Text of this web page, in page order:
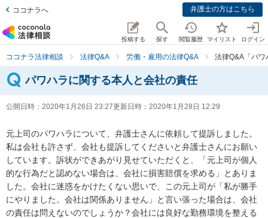
ココナラへ 弁護士の方はこちら
投稿する 探す 閲覧履歴 マイリスト ログイン
ココナラ法律相談 法律Q&A 労働・雇用の法律Q&A 法律Q&A「パ
パワハラに関する本人と会社の責任
公開日時： 2020年1月26日 23:27更新日時： 2020年1月28日 12:29
元上司のパワハラについて、弁護士さんに依頼して提訴しました。
私は会社も許さず、会社も提訴してくださいと弁護士さんにお願い
しています。訴状ができあがり見せていただくと、「元上司が個人
的な行為だと認めない場合は、会社に損害賠償を求める」とありま
した。会社に迷惑をかけたくない思いで、この元上司が「私が勝手
にやりました。会社は関係ありません」と言い張った場合は、会社
の責任は問えないのでしょうか？会社には良好な勤務環境を整える